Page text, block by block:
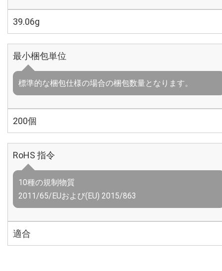
39.06g
最小梱包単位
標準的な梱包仕様の場合の梱包数量となります。
200個
RoHS 指令
10種の規制物質
2011/65/EUおよび(EU) 2015/863
適合